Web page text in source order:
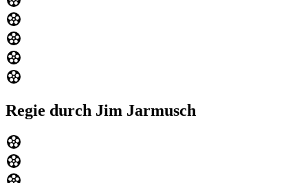
Regie durch Jim Jarmusch